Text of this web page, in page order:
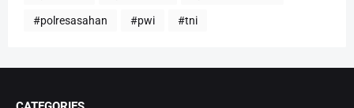
#polresasahan #pwi #tni